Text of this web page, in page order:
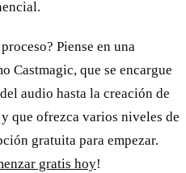
Piense en una
Castmagic, que se encargue
audio hasta la creación de
que ofrezca varios niveles de
gratuita para empezar.
gratis hoy!